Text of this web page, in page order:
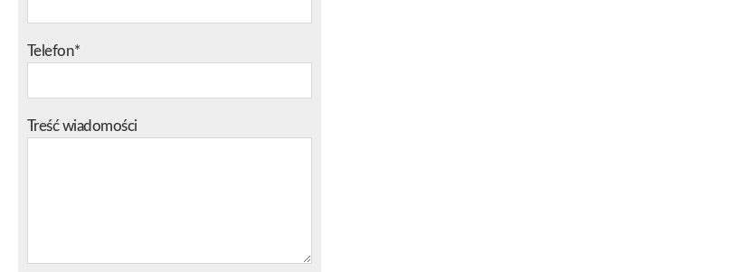
Telefon*
Treść wiadomości